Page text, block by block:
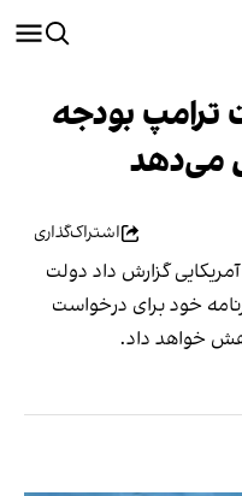
بودجه
می‌دهد
اشتراک‌گذاری
گزارش داد دولت
خود برای درخواست
خواهد داد.